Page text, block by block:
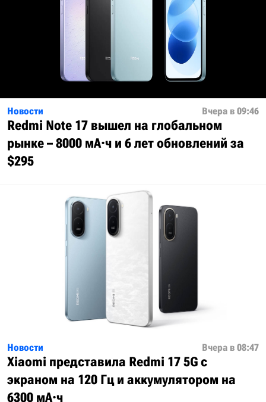
Новости Вчера в 09:46
Redmi Note 17 вышел на глобальном
рынке – 8000 мА·ч и 6 лет обновлений за
$295
Новости Вчера в 08:47
Xiaomi представила Redmi 17 5G с
экраном на 120 Гц и аккумулятором на
6300 мА·ч